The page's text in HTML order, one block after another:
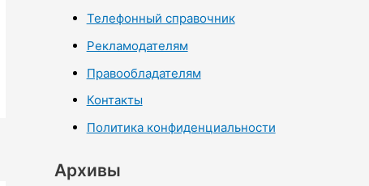
Телефонный справочник
Рекламодателям
Правообладателям
Контакты
Политика конфиденциальности
Архивы